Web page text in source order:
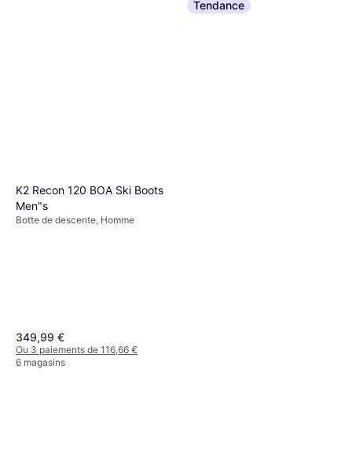
K2 Recon 120 BOA Ski Boots
Men"s
Botte de descente, Homme
349,99 €
Ou 3 paiements de 116,66 €
6 magasins
Tendance